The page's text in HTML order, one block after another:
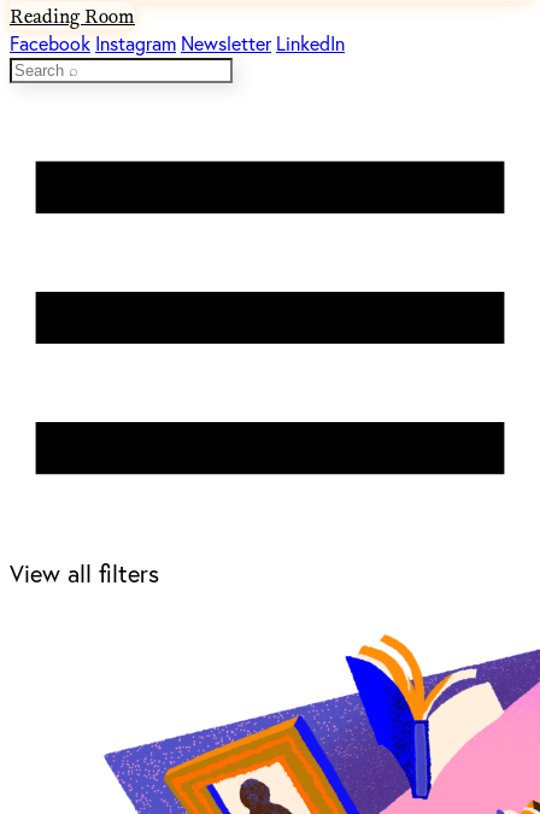
Reading Room
Facebook Instagram Newsletter LinkedIn
View all filters